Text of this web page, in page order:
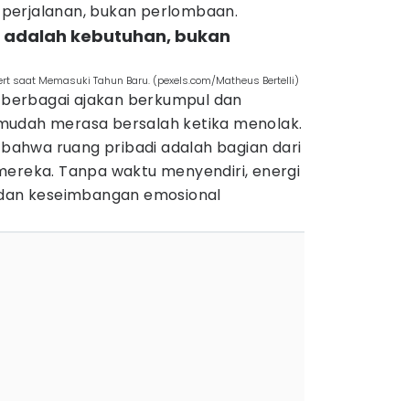
bukan perlombaan.
kebutuhan, bukan
saat Memasuki Tahun Baru. (pexels.com/Matheus Bertelli)
ajakan berkumpul dan
merasa bersalah ketika menolak.
ruang pribadi adalah bagian dari
Tanpa waktu menyendiri, energi
keseimbangan emosional